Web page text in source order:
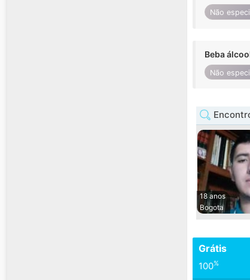
Não
Beba
Não
18 anos
Bogota
Grátis
100%